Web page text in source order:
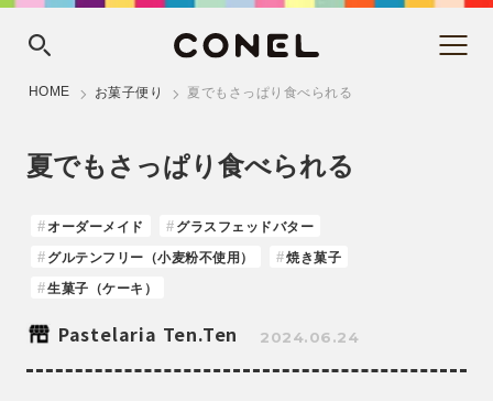
HOME お菓子便り 夏でもさっぱり食べられる
夏でもさっぱり食べられる
オーダーメイド
グラスフェッドバター
グルテンフリー（小麦粉不使用）
焼き菓子
生菓子（ケーキ）
Pastelaria Ten.Ten 2024.06.24